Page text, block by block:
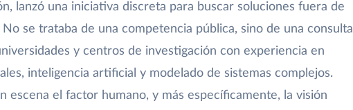
lanzó una iniciativa discreta para buscar soluciones fuera de
No se trataba de una competencia pública, sino de una consulta
y centros de investigación con experiencia en
inteligencia artificial y modelado de sistemas complejos.
escena el factor humano, y más específicamente, la visión